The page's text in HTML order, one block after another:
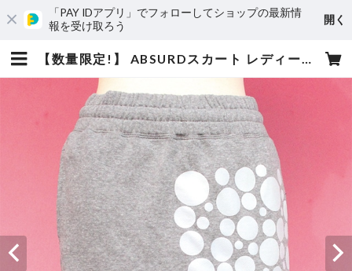
「PAY IDアプリ」でフォローしてショップの最新情
報を受け取ろう
開く
【数量限定!】 ABSURDスカート レディース フリーサイズ 裏毛 スウェット ウエストゴム 両サイドポケット 白 灰 GRAY×WHITE アブサード GOO GOO DOLLS（G） | absurd